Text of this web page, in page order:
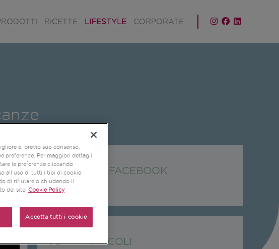
RICETTE LIFESTYLE CORPORATE
SEGUICI SU FACEBOOK
ULTIMI ARTICOLI
e, previo suo consenso,
preferenze. Per maggiori dettagli
le preferenze cliccando
all’uso di tutti i tipi di cookie
di rifiutare o chiudendo il
del sito Cookie Policy
Accetta tutti i cookie